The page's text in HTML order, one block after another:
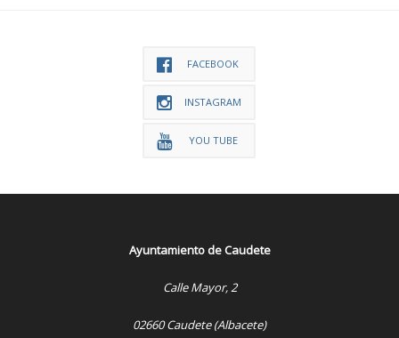
FACEBOOK
INSTAGRAM
YOU TUBE
Ayuntamiento de Caudete
Calle Mayor, 2
02660 Caudete (Albacete)